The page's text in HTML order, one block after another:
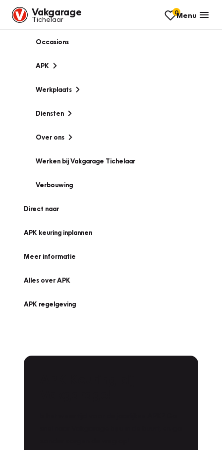
Vakgarage
Tichelaar
0Menu
Occasions
APK
Werkplaats
Diensten
Over ons
Werken bij Vakgarage Tichelaar
Verbouwing
Direct naar
APK keuring inplannen
Meer informatie
Alles over APK
APK regelgeving